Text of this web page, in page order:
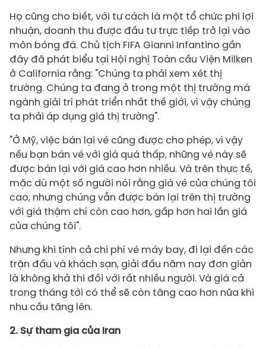
Họ cũng cho biết, với tư cách là một tổ chức phi lợi
nhuận, doanh thu được đầu tư trực tiếp trở lại vào
môn bóng đá. Chủ tịch FIFA Gianni Infantino gần
đây đã phát biểu tại Hội nghị Toàn cầu Viện Milken
ở California rằng: "Chúng ta phải xem xét thị
trường. Chúng ta đang ở trong một thị trường mà
ngành giải trí phát triển nhất thế giới, vì vậy chúng
ta phải áp dụng giá thị trường".
"Ở Mỹ, việc bán lại vé cũng được cho phép, vì vậy
nếu bạn bán vé với giá quá thấp, những vé này sẽ
được bán lại với giá cao hơn nhiều. Và trên thực tế,
mặc dù một số người nói rằng giá vé của chúng tôi
cao, nhưng chúng vẫn được bán lại trên thị trường
với giá thậm chí còn cao hơn, gấp hơn hai lần giá
của chúng tôi".
Nhưng khi tính cả chi phí vé máy bay, đi lại đến các
trận đấu và khách sạn, giải đấu năm nay đơn giản
là không khả thi đối với rất nhiều người. Và giá cả
trong tháng tới có thể sẽ còn tăng cao hơn nữa khi
nhu cầu tăng lên.
2. Sự tham gia của Iran